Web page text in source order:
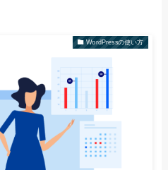
WordPressの使い方